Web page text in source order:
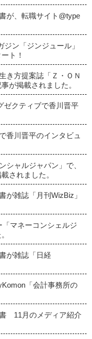
が、転職サイト@type
ン「ジンジュール」
ト！
き方提案誌「Ｚ・ＯＮ
が掲載されました。
クティブで香川晋平
香川晋平のインタビュ
ャルジャパン」で、
されました。
雑誌「月刊WizBiz」
マネーコンシェルジ
が雑誌「日経
「会計事務所の
11月のメディア紹介